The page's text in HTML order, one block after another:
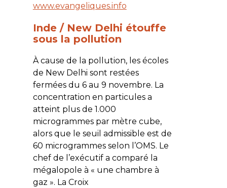
www.evangeliques.info
Inde / New Delhi étouffe
sous la pollution
À cause de la pollution, les écoles
de New Delhi sont restées
fermées du 6 au 9 novembre. La
concentration en particules a
atteint plus de 1.000
microgrammes par mètre cube,
alors que le seuil admissible est de
60 microgrammes selon l’OMS. Le
chef de l’exécutif a comparé la
mégalopole à « une chambre à
gaz ». La Croix